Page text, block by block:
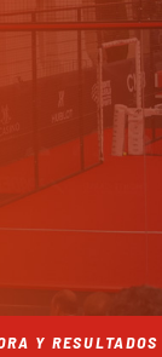
Y RESULTADOS